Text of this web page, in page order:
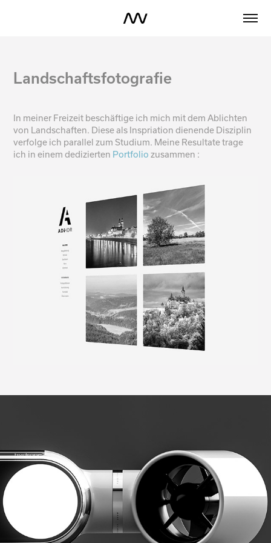
Landschaftsfotografie
In meiner Freizeit beschäftige ich mich mit dem Ablichten
von Landschaften. Diese als Inspriation dienende Disziplin
verfolge ich parallel zum Studium. Meine Resultate trage
ich in einem dedizierten Portfolio zusammen :
hydrone
2022